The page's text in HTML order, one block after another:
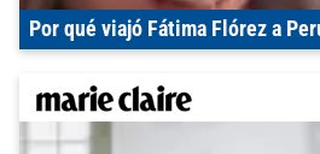
Por qué viajó Fátima Flórez a